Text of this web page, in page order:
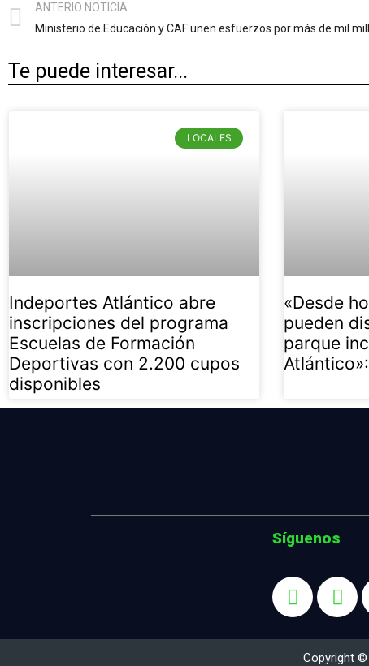
ANTERIO NOTICIA
Te puede interesar...
LOCALES
Indeportes Atlántico abre
inscripciones del programa
Escuelas de Formación
Deportivas con 2.200 cupos
disponibles
«Desde
pueden
parque
Síguenos
Copyright ©